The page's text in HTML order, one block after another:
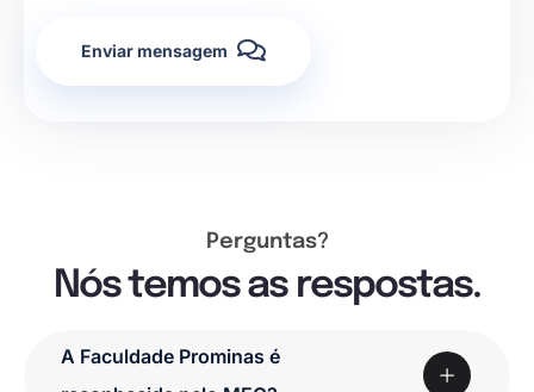
Enviar mensagem
Perguntas?
Nós temos as respostas.
A Faculdade Prominas é